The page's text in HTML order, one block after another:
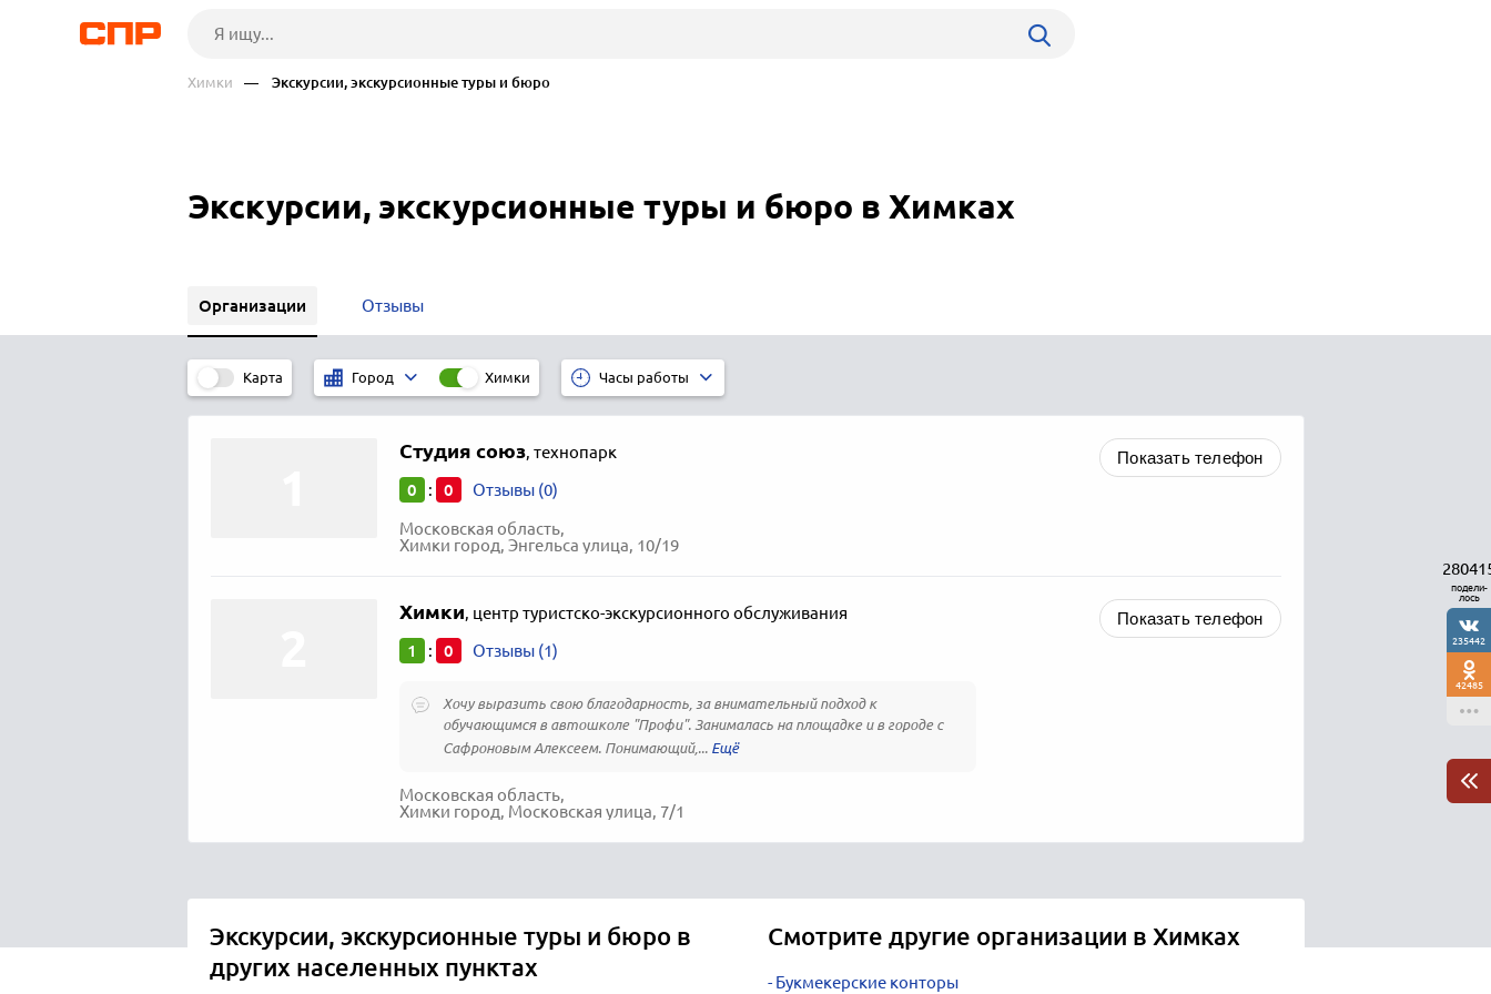
Химки — Экскурсии, экскурсионные туры и бюро
Экскурсии, экскурсионные туры и бюро в Химках
Организации Отзывы
Карта Город Химки Часы работы
Студия союз, технопарк
0 : 0 Отзывы (0)
Московская область,
Химки город, Энгельса улица, 10/19
Показать телефон
Химки, центр туристско-экскурсионного обслуживания
1 : 0 Отзывы (1)
Хочу выразить свою благодарность, за внимательный подход к
обучающимся в автошколе "Профи". Занималась на площадке и в городе с
Сафроновым Алексеем. Понимающий,...
Московская область,
Химки город, Московская улица, 7/1
Показать телефон
Экскурсии, экскурсионные туры и бюро в
других населенных пунктах
Смотрите другие организации в Химках
Букмекерские конторы
подели-
лось
235442
42485